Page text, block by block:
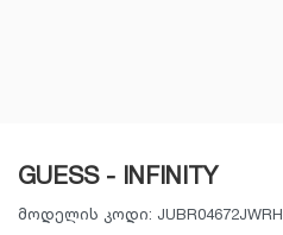
GUESS - INFINITY
მოდელის კოდი: JUBR04672JWRH